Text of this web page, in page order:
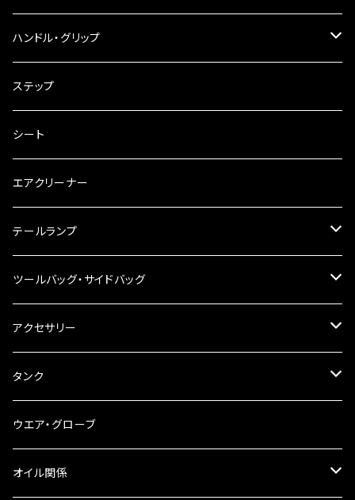
ウインカークランプ
配線・リレー
インテークマニホールド
電装・配線・キボシ等
キャブレター
チェーン
工具類
ハンドル・グリップ
グリップ
バーハン
ハンドルパーツ
ハンドルスイッチ
その他
ハンドルポスト
ハンドルブレース
ステアリングダンパー
ブレーキ・クラッチレバー
スマホホルダー
ステップ
シート
エアクリーナー
テールランプ
ナンバー灯
ツールバッグ・サイドバッグ
ツールバッグ
サイドバッグ
サイドバッグサポート
リアBOX
アクセサリー
USB電源
電装系
タンク
タンク本体
タンクキャップ
ウエア・グローブ
オイル関係